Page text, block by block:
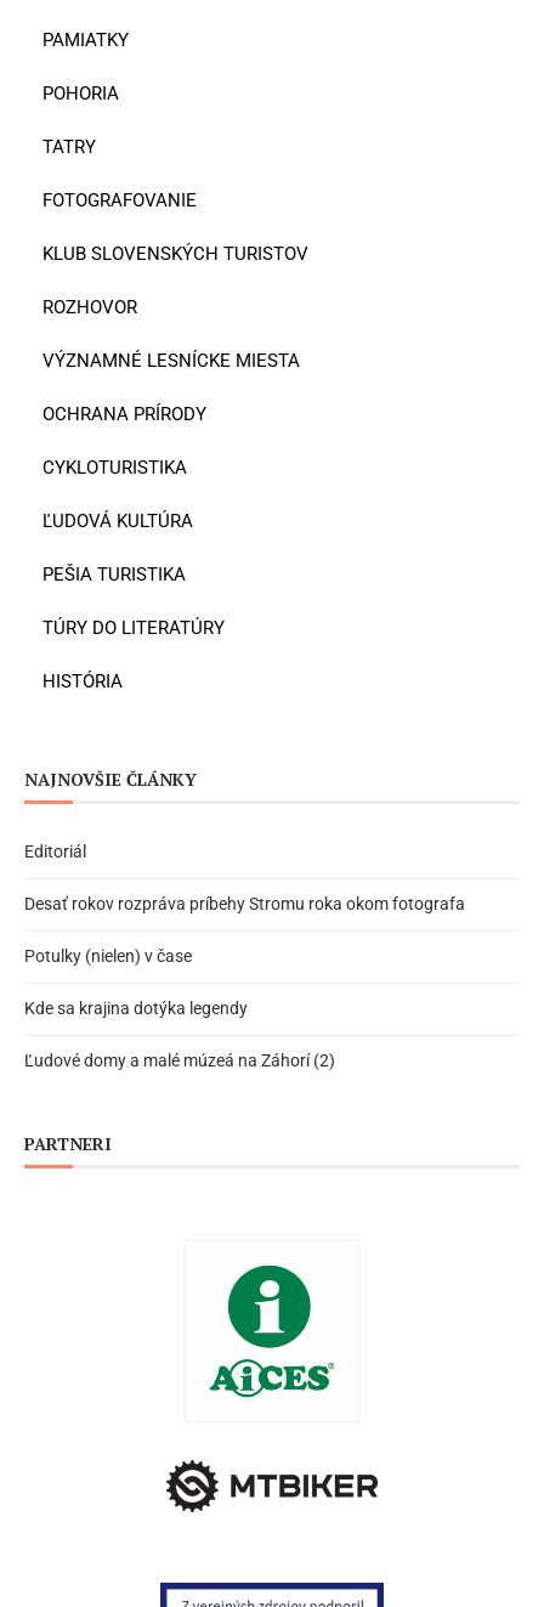
PAMIATKY
POHORIA
TATRY
FOTOGRAFOVANIE
KLUB SLOVENSKÝCH TURISTOV
ROZHOVOR
VÝZNAMNÉ LESNÍCKE MIESTA
OCHRANA PRÍRODY
CYKLOTURISTIKA
ĽUDOVÁ KULTÚRA
PEŠIA TURISTIKA
TÚRY DO LITERATÚRY
HISTÓRIA
NAJNOVŠIE ČLÁNKY
Editoriál
Desať rokov rozpráva príbehy Stromu roka okom fotografa
Potulky (nielen) v čase
Kde sa krajina dotýka legendy
Ľudové domy a malé múzeá na Záhorí (2)
PARTNERI